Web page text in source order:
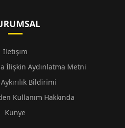
İletişim
İlişkin Aydınlatma Metni
Bildirimi
Kullanım Hakkında
Künye